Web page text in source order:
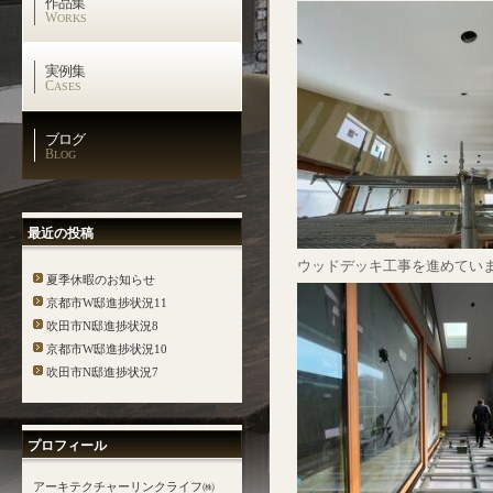
WORKS
実例集
CASES
ブログ
BLOG
最近の投稿
夏季休暇のお知らせ
京都市W邸進捗状況11
吹田市N邸進捗状況8
京都市W邸進捗状況10
吹田市N邸進捗状況7
プロフィール
アーキテクチャーリンクライフ㈱
ウッドデッキ工事を進めてい